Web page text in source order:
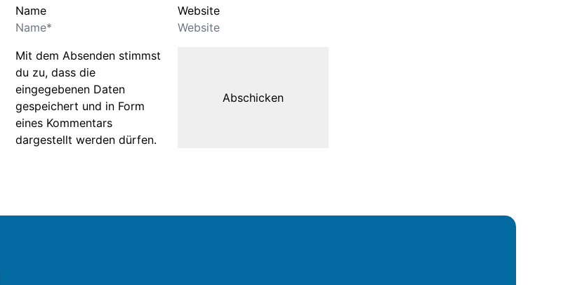
Name Website
Mit dem Absenden stimmst
du zu, dass die
eingegebenen Daten
gespeichert und in Form
eines Kommentars
dargestellt werden dürfen.